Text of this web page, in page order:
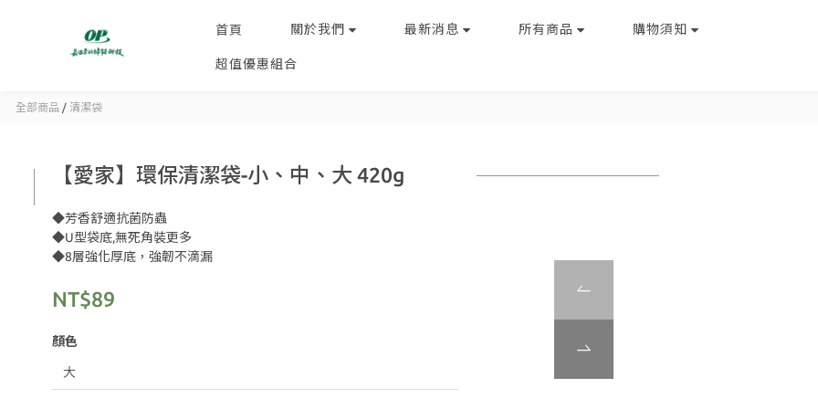
首頁 關於我們 最新消息 所有商品 購物須知
超值優惠組合
全部商品 / 清潔袋
【愛家】環保清潔袋-小、中、大 420g
◆芳香舒適抗菌防蟲
◆U型袋底,無死角裝更多
◆8層強化厚底，強韌不滴漏
NT$89
顏色